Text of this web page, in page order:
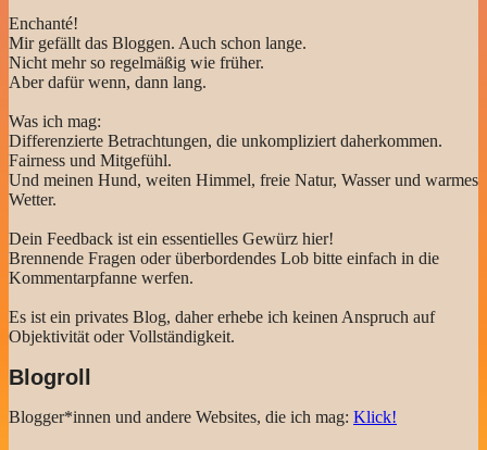
Enchanté!
Mir gefällt das Bloggen. Auch schon lange.
Nicht mehr so regelmäßig wie früher.
Aber dafür wenn, dann lang.
Was ich mag:
Differenzierte Betrachtungen, die unkompliziert daherkommen.
Fairness und Mitgefühl.
Und meinen Hund, weiten Himmel, freie Natur, Wasser und warmes
Wetter.
Dein Feedback ist ein essentielles Gewürz hier!
Brennende Fragen oder überbordendes Lob bitte einfach in die
Kommentarpfanne werfen.
Es ist ein privates Blog, daher erhebe ich keinen Anspruch auf
Objektivität oder Vollständigkeit.
Blogroll
Blogger*innen und andere Websites, die ich mag: Klick!